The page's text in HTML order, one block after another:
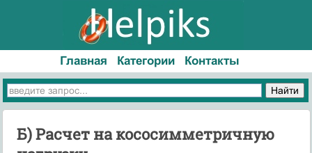
Главная Категории Контакты
Б) Расчет на кососимметричную